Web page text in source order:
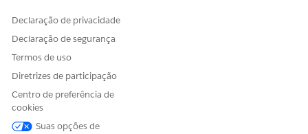
Declaração de privacidade
Declaração de segurança
Termos de uso
Diretrizes de participação
Centro de preferência de
cookies
Suas opções de